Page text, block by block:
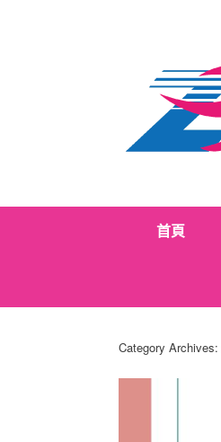
首頁
Category Archives: